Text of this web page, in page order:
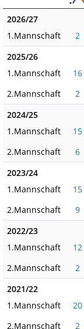
2026/27
1.Mannschaft
2
2025/26
1.Mannschaft
16
2.Mannschaft
2
2024/25
1.Mannschaft
15
2.Mannschaft
6
2023/24
1.Mannschaft
15
2.Mannschaft
9
2022/23
1.Mannschaft
12
2.Mannschaft
2
2021/22
1.Mannschaft
20
2.Mannschaft
2